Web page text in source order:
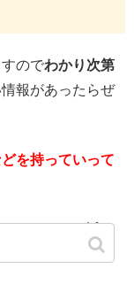
のでわかり次第
報があったらぜ
を持っていって
するので、近く
ってあげてくだ